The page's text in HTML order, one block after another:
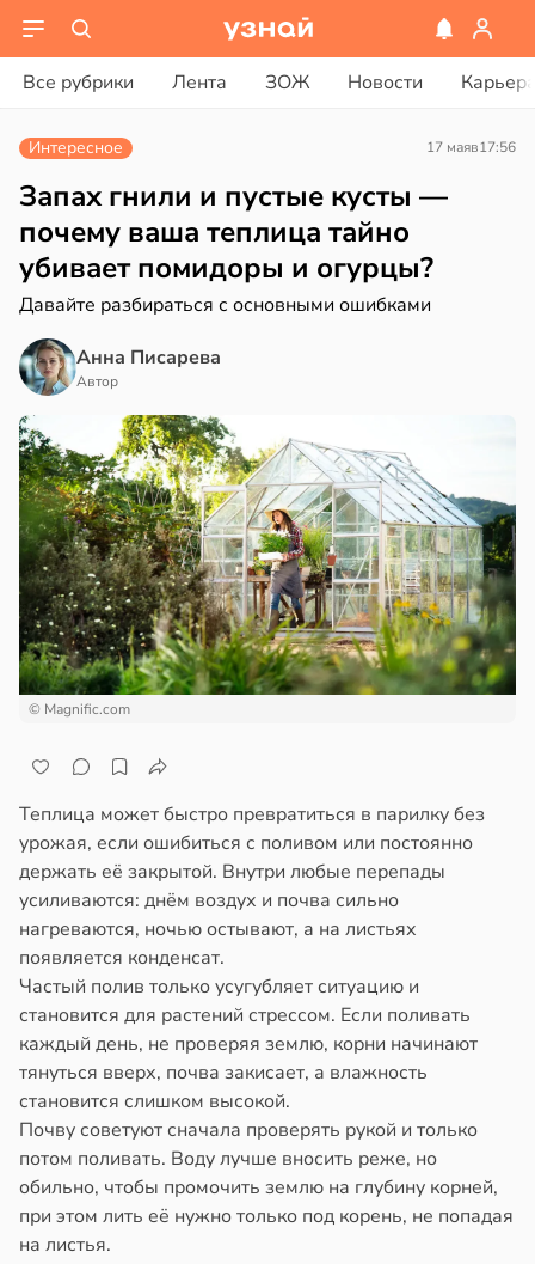
Все рубрики Лента ЗОЖ Новости
в19:49
в13:55
21:42
Интересное 17 маяв17:56
Запах гнили и пустые кусты —
почему ваша теплица тайно
убивает помидоры и огурцы?
Давайте разбираться с основными ошибками
Анна Писарева
Автор
© Magnific.com
Теплица может быстро превратиться в парилку без
урожая, если ошибиться с поливом или постоянно
держать её закрытой. Внутри любые перепады
усиливаются: днём воздух и почва сильно
нагреваются, ночью остывают, а на листьях
появляется конденсат.
Частый полив только усугубляет ситуацию и
становится для растений стрессом. Если поливать
каждый день, не проверяя землю, корни начинают
тянуться вверх, почва закисает, а влажность
становится слишком высокой.
Почву советуют сначала проверять рукой и только
потом поливать. Воду лучше вносить реже, но
обильно, чтобы промочить землю на глубину корней,
при этом лить её нужно только под корень, не попадая
на листья.
16:23
17:40